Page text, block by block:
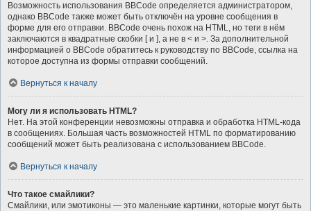
Возможность использования BBCode определяется администратором,
однако BBCode также может быть отключён на уровне сообщения в
форме для его отправки. BBCode очень похож на HTML, но теги в нём
заключаются в квадратные скобки [ и ], а не в < и >. За дополнительной
информацией о BBCode обратитесь к руководству по BBCode, ссылка на
которое доступна из формы отправки сообщений.
Вернуться к началу
Могу ли я использовать HTML?
Нет. На этой конференции невозможны отправка и обработка HTML-кода
в сообщениях. Большая часть возможностей HTML по форматированию
сообщений может быть реализована с использованием BBCode.
Вернуться к началу
Что такое смайлики?
Смайлики, или эмотиконы — это маленькие картинки, которые могут быть